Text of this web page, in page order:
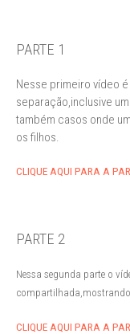
PARTE 1
Nesse primeiro vídeo
separação,inclusive
também casos onde
os filhos.
CLIQUE AQUI PARA A
PARTE 2
Nessa segunda parte o
CLIQUE AQUI PARA A